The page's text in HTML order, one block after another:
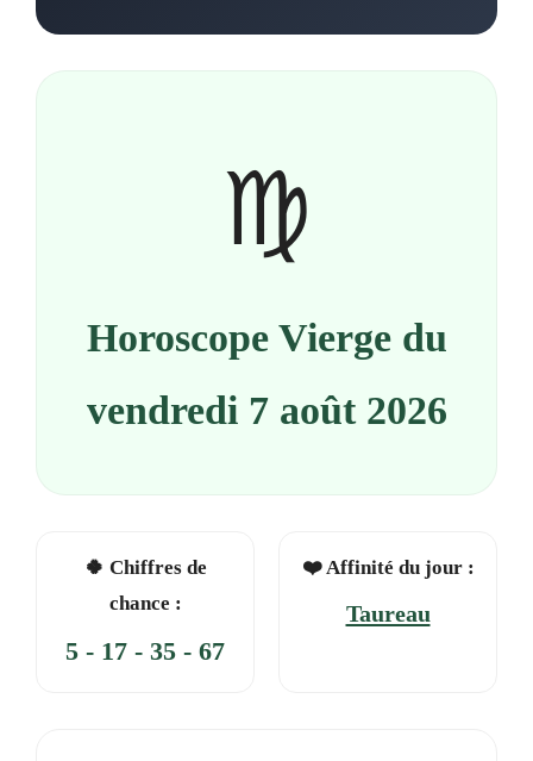
♍
Horoscope Vierge du
vendredi 7 août 2026
🍀 Chiffres de
chance :
5 - 17 - 35 - 67
❤️ Affinité du jour :
Taureau